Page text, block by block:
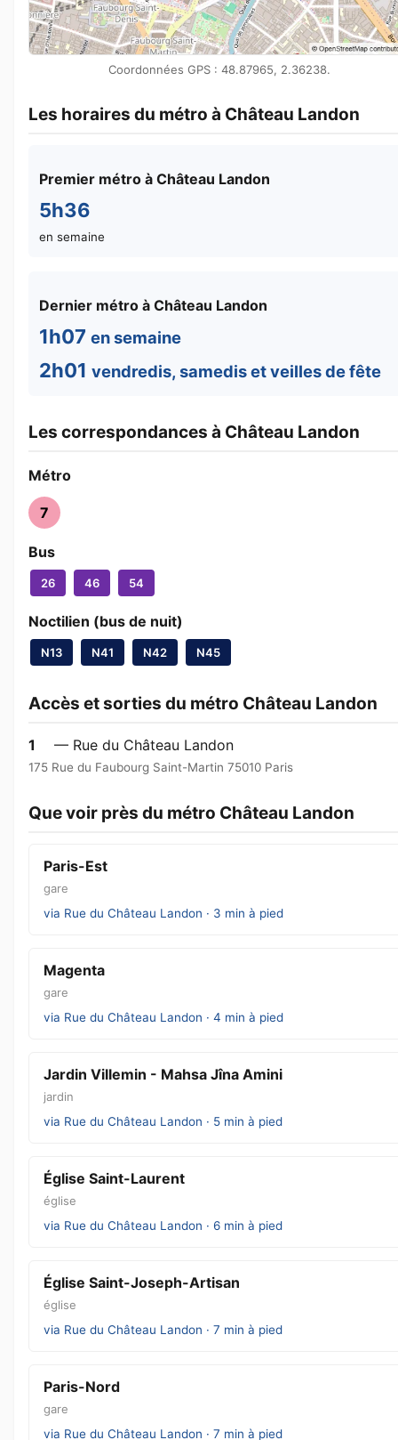
Coordonnées GPS : 48.87965, 2.36238.
Les horaires du métro à Château Landon
Premier métro à Château Landon
5h36
en semaine
Dernier métro à Château Landon
1h07 en semaine
2h01 vendredis, samedis et veilles de fête
Les correspondances à Château Landon
Métro
7
Bus
26 46 54
Noctilien (bus de nuit)
N13 N41 N42 N45
Accès et sorties du métro Château Landon
1 — Rue du Château Landon
175 Rue du Faubourg Saint-Martin 75010 Paris
Que voir près du métro Château Landon
Paris-Est
gare
via Rue du Château Landon · 3 min à pied
Magenta
gare
via Rue du Château Landon · 4 min à pied
Jardin Villemin - Mahsa Jîna Amini
jardin
via Rue du Château Landon · 5 min à pied
Église Saint-Laurent
église
via Rue du Château Landon · 6 min à pied
Église Saint-Joseph-Artisan
église
via Rue du Château Landon · 7 min à pied
Paris-Nord
gare
via Rue du Château Landon · 7 min à pied